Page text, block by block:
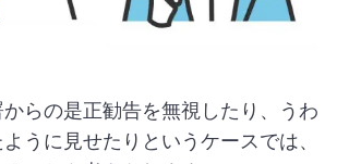
らの是正勧告を無視したり、うわ
うに見せたりというケースでは、